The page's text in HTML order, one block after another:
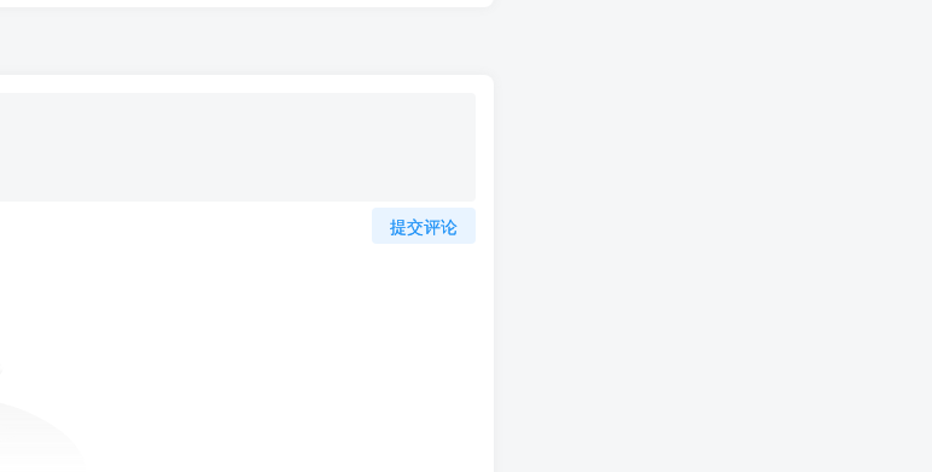
提交评论